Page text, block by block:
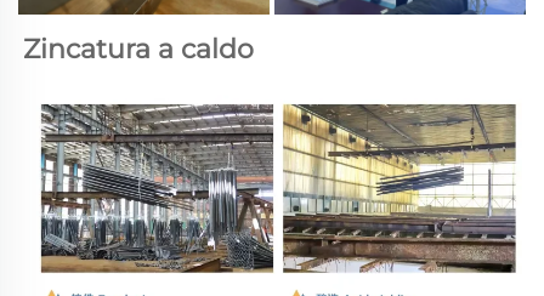
Zincatura a caldo